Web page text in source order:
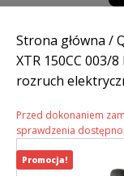
Strona główna /
XTR 150CC 003/8
rozruch
Przed dokonaniem
sprawdzenia
Promocja!